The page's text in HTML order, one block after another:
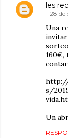
les
28 de
Una
160€,
http://
s/
Un